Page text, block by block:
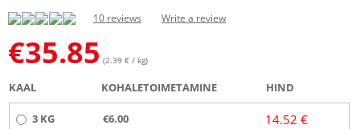
10 reviews Write a review
€35.85 (2.39 € / kg)
KAAL KOHALETOIMETAMINE HIND
3 KG €6.00 14.52 €